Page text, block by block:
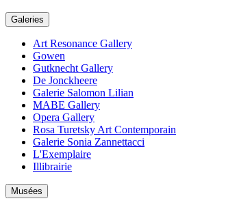
Galeries
Art Resonance Gallery
Gowen
Gutknecht Gallery
De Jonckheere
Galerie Salomon Lilian
MABE Gallery
Opera Gallery
Rosa Turetsky Art Contemporain
Galerie Sonia Zannettacci
L'Exemplaire
Illibrairie
Musées